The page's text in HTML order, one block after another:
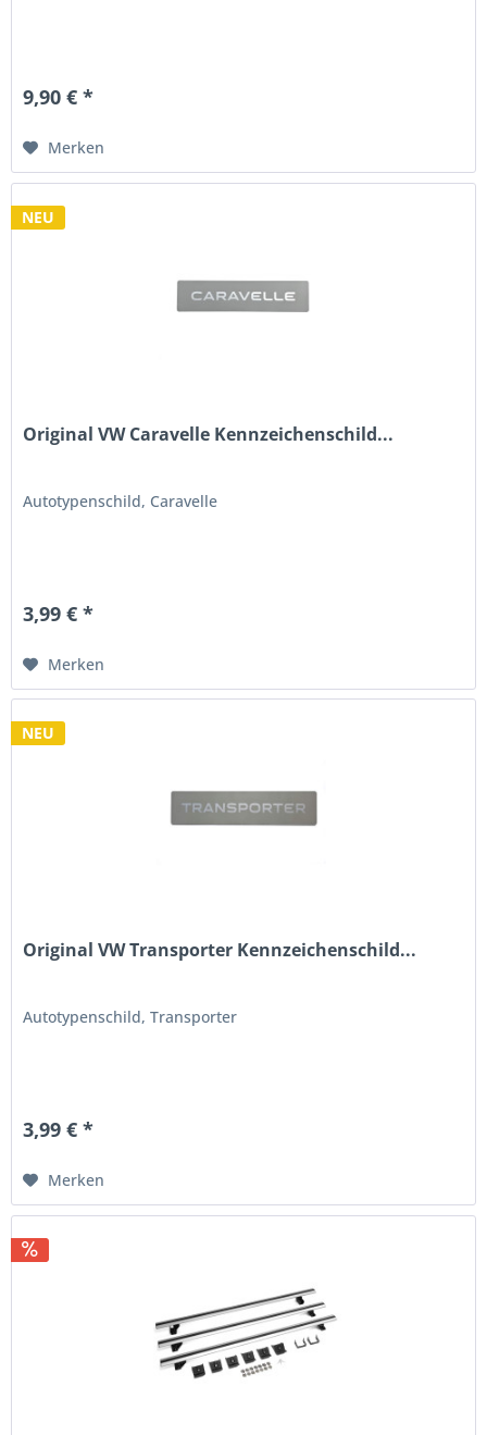
9,90 € *
Merken
NEU
Original VW Caravelle Kennzeichenschild...
Autotypenschild, Caravelle
3,99 € *
Merken
NEU
Original VW Transporter Kennzeichenschild...
Autotypenschild, Transporter
3,99 € *
Merken